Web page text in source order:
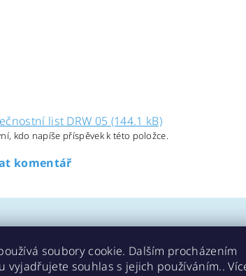
list DRW 05 (144.1 kB)
kdo napíše příspěvek k této položce.
komentář
soubory cookie. Dalším procházením
vyjadřujete souhlas s jejich používáním..